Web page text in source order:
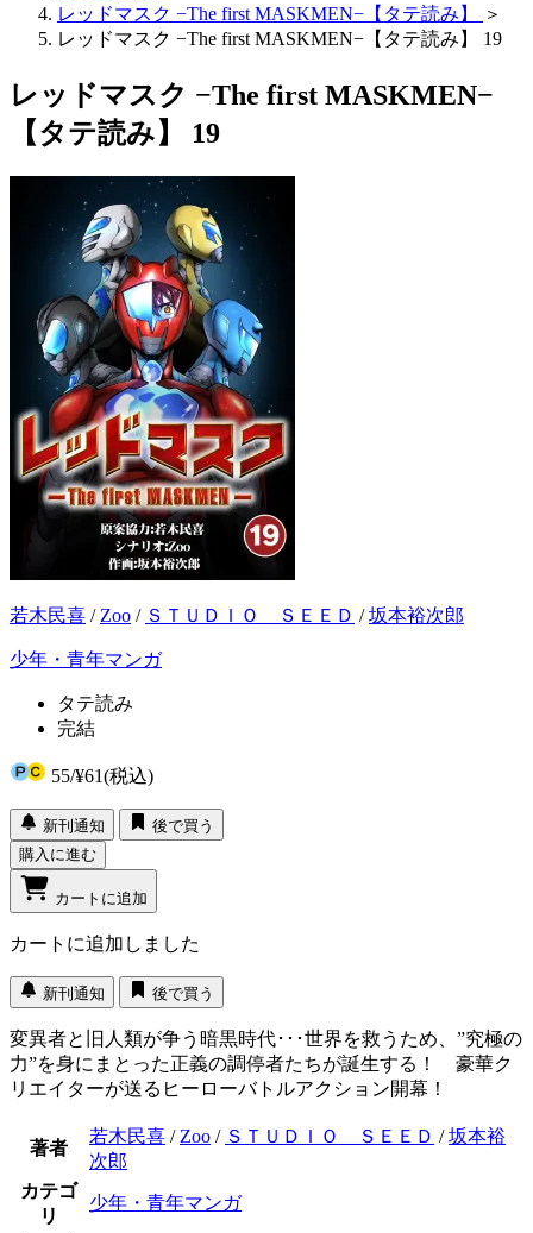
レッドマスク −The first MASKMEN−【タテ読み】
＞
レッドマスク −The first MASKMEN−【タテ読み】 19
レッドマスク −The first MASKMEN−
【タテ読み】 19
若木民喜 / Zoo / ＳＴＵＤＩＯ ＳＥＥＤ /坂本裕次郎
少年・青年マンガ
タテ読み
完結
55/¥61(税込)
新刊通知
後で買う
購入に進む
カートに追加
カートに追加しました
新刊通知 後で買う
変異者と旧人類が争う暗黒時代･･･世界を救うため、”究極の
力”を身にまとった正義の調停者たちが誕生する！ 豪華ク
リエイターが送るヒーローバトルアクション開幕！
著者
若木民喜 / Zoo / ＳＴＵＤＩＯ ＳＥＥＤ /坂本裕
次郎
カテゴ
リ
少年・青年マンガ